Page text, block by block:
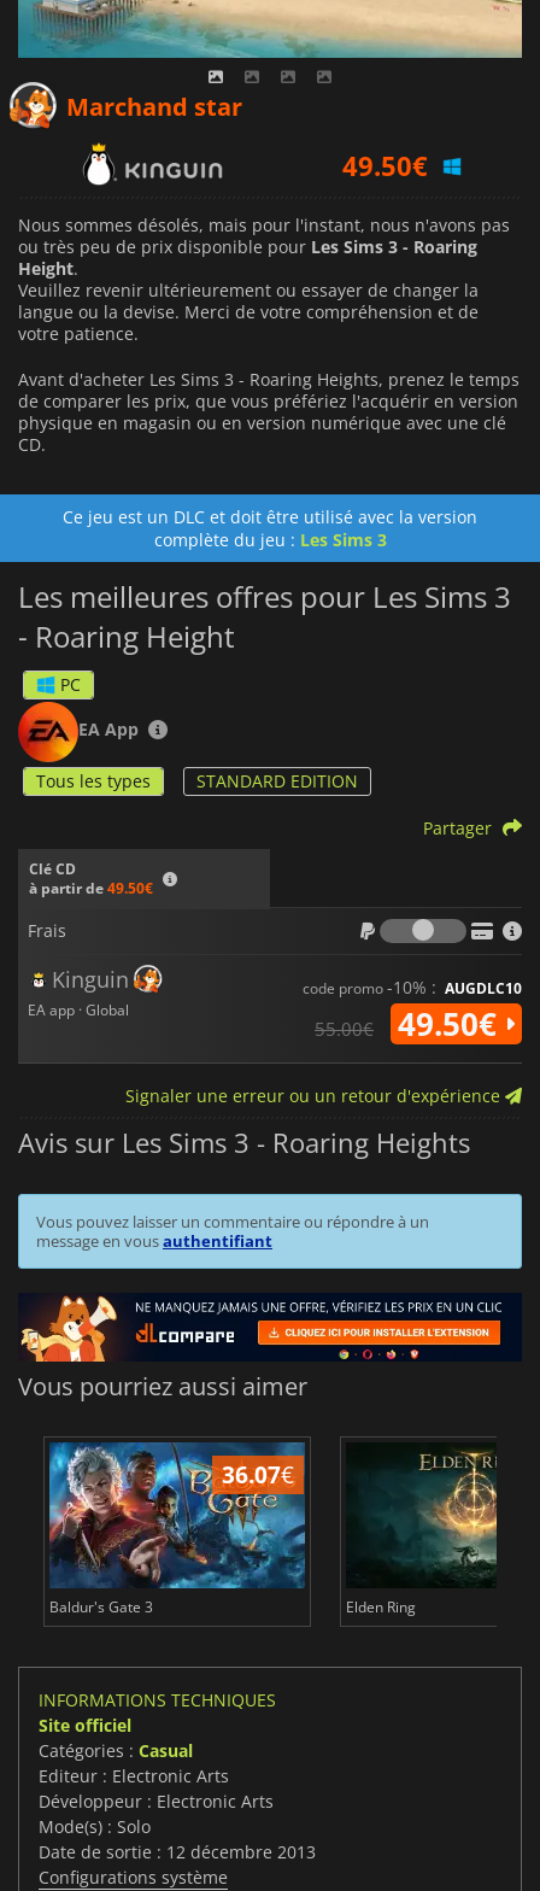
Marchand star
49.50€
Nous sommes désolés, mais pour l'instant, nous n'avons pas
ou très peu de prix disponible pour Les Sims 3 - Roaring
Height.
Veuillez revenir ultérieurement ou essayer de changer la
langue ou la devise. Merci de votre compréhension et de
votre patience.
Avant d'acheter Les Sims 3 - Roaring Heights, prenez le temps
de comparer les prix, que vous préfériez l'acquérir en version
physique en magasin ou en version numérique avec une clé
CD.
Ce jeu est un DLC et doit être utilisé avec la version
complète du jeu : Les Sims 3
Les meilleures offres pour Les Sims 3
- Roaring Height
PC
EA App
Tous les types STANDARD EDITION
Clé CD
à partir de49.50€
Partager
Frais
Frais
Kinguin
EA app · Global
code promo-10% : AUGDLC10
55.00€ 49.50€
Signaler une erreur ou un retour d'expérience
Avis sur Les Sims 3 - Roaring Heights
Vous pouvez laisser un commentaire ou répondre à un
message en vousauthentifiant
Vous pourriez aussi aimer
36.07€
Baldur's Gate 3 Elden Ring
INFORMATIONS TECHNIQUES
Site officiel
Catégories : Casual
Editeur : Electronic Arts
Développeur : Electronic Arts
Mode(s) : Solo
Date de sortie : 12 décembre 2013
Configurations système